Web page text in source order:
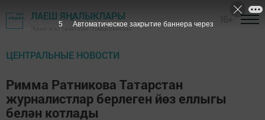
ЛАЕШ ЯҢАЛЫКЛАРЫ
"Кама ягы" газетасы - Лаеш районы
ЦЕНТРАЛЬНЫЕ НОВОСТИ
Римма Ратникова Татарстан
журналистлар берлеген йөз еллыгы
белән котлады
3 Автоматическое закрытие баннера через